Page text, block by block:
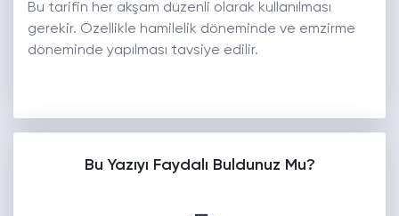
Bu tarifin her akşam düzenli olarak kullanılması
gerekir. Özellikle hamilelik döneminde ve emzirme
döneminde yapılması tavsiye edilir.
Bu Yazıyı Faydalı Buldunuz Mu?